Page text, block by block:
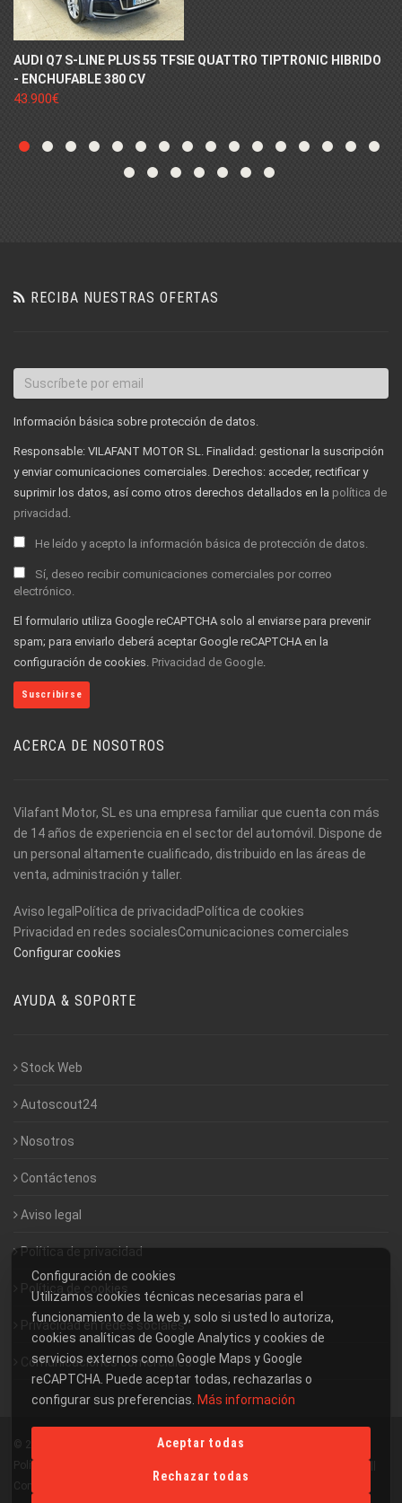
Configuración de cookies
Utilizamos cookies técnicas necesarias para el
funcionamiento de la web y, solo si usted lo autoriza,
cookies analíticas de Google Analytics y cookies de
servicios externos como Google Maps y Google
reCAPTCHA. Puede aceptar todas, rechazarlas o
configurar sus preferencias. Más información
Aceptar todas
Rechazar todas
AUDI Q7 S-LINE PLUS 55 TFSIE QUATTRO TIPTRONIC HIBRIDO
- ENCHUFABLE 380 CV
43.900€
RECIBA NUESTRAS OFERTAS
Información básica sobre protección de datos.
Responsable: VILAFANT MOTOR SL. Finalidad: gestionar la suscripción
y enviar comunicaciones comerciales. Derechos: acceder, rectificar y
suprimir los datos, así como otros derechos detallados en la política de
privacidad
He leído y acepto la información básica de protección de datos.
Sí, deseo recibir comunicaciones comerciales por correo
electrónico.
El formulario utiliza Google reCAPTCHA solo al enviarse para prevenir
spam; para enviarlo deberá aceptar Google reCAPTCHA en la
configuración de cookies. Privacidad de Google
ACERCA DE NOSOTROS
Vilafant Motor, SL es una empresa familiar que cuenta con más
de 14 años de experiencia en el sector del automóvil. Dispone de
un personal altamente cualificado, distribuido en las áreas de
venta, administración y taller.
Aviso legal Política de privacidad Política de cookies
Privacidad en redes socialesComunicaciones comerciales
Configurar cookies
AYUDA & SOPORTE
Stock Web
Autoscout24
Nosotros
Contáctenos
Aviso legal
Política de privacidad
Política de cookies
Privacidad en redes sociales
Comunicaciones comerciales
© 2026 Vilafant Motor. Todos los derechos reservados ||
Política de privacidad
||
Comunicaciones comerciales